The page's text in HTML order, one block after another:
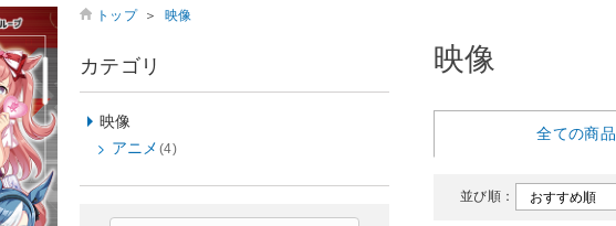
トップ ＞ 映像
映像
全ての商品
並び順：
カテゴリ
映像
アニメ (4)